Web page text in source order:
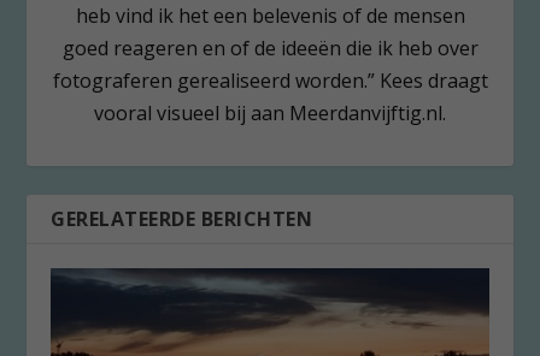
heb vind ik het een belevenis of de mensen
goed reageren en of de ideeën die ik heb over
fotograferen gerealiseerd worden.” Kees draagt
vooral visueel bij aan Meerdanvijftig.nl.
GERELATEERDE BERICHTEN